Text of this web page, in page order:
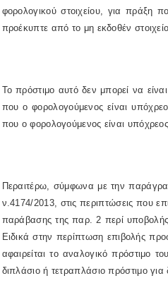
φορολογικού στοιχείου, για πράξη
προέκυπτε από το μη εκδοθέν
Το πρόστιμο αυτό δεν μπορεί να
που ο φορολογούμενος είναι
που ο φορολογούμενος είναι
Περαιτέρω, σύμφωνα με την
ν.4174/2013, στις περιπτώσεις που
παράβασης της παρ. 2 περί
Ειδικά στην περίπτωση επιβολής
αφαιρείται το αναλογικό πρόστιμο
διπλάσιο ή τετραπλάσιο πρόστιμο